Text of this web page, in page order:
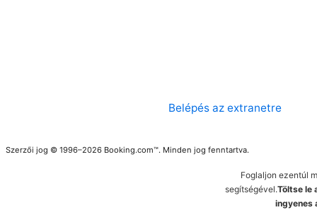
Belépés az extranetre
Szerzői jog © 1996–2026 Booking.com™. Minden jog fenntartva.
Foglaljon ezentúl
segítségével.Töltse le
ingyenes